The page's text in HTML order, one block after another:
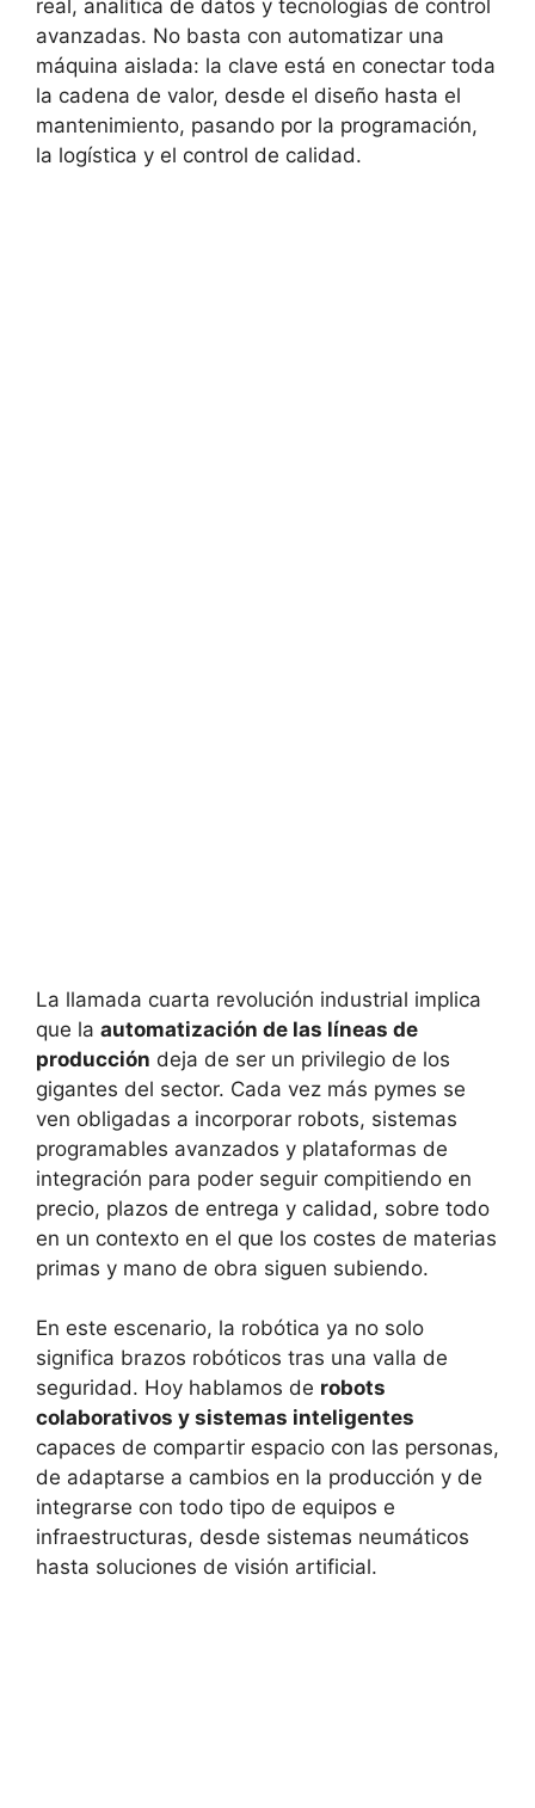
real, analítica de datos y tecnologías de control
avanzadas. No basta con automatizar una
máquina aislada: la clave está en conectar toda
la cadena de valor, desde el diseño hasta el
mantenimiento, pasando por la programación,
la logística y el control de calidad.
La llamada cuarta revolución industrial implica
que la automatización de las líneas de
producción deja de ser un privilegio de los
gigantes del sector. Cada vez más pymes se
ven obligadas a incorporar robots, sistemas
programables avanzados y plataformas de
integración para poder seguir compitiendo en
precio, plazos de entrega y calidad, sobre todo
en un contexto en el que los costes de materias
primas y mano de obra siguen subiendo.
En este escenario, la robótica ya no solo
significa brazos robóticos tras una valla de
seguridad. Hoy hablamos de robots
colaborativos y sistemas inteligentes
capaces de compartir espacio con las personas,
de adaptarse a cambios en la producción y de
integrarse con todo tipo de equipos e
infraestructuras, desde sistemas neumáticos
hasta soluciones de visión artificial.